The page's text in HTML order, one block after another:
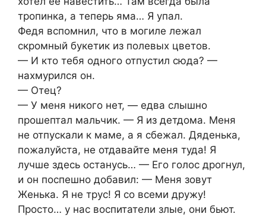
тропинка, а теперь яма… Я упал.
Федя вспомнил, что в могиле лежал
скромный букетик из полевых цветов.
— И кто тебя одного отпустил сюда? —
нахмурился он.
— Отец?
— У меня никого нет, — едва слышно
прошептал мальчик. — Я из детдома. Меня
не отпускали к маме, а я сбежал. Дяденька,
пожалуйста, не отдавайте меня туда! Я
лучше здесь останусь… — Его голос дрогнул,
и он поспешно добавил: — Меня зовут
Женька. Я не трус! Я со всеми дружу!
Просто… у нас воспитатели злые, они бьют.